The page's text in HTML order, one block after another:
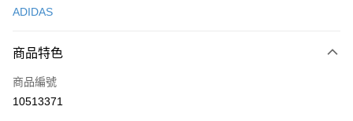
便利好安心！
３．安心：先確認商品／服務後，再付款。
【「AFTEE先享後付」結帳流程】
１．於結帳方式選擇「AFTEE先享後付」後，將跳轉至「AFTEE先享後付」
運送方式
每筆NT$100，滿NT$1,500(含以上)免運費
宅配
每筆NT$100，滿NT$1,500(含以上)免運費
ADIDAS
商品特色
商品編號
10513371